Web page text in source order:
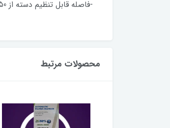
-فاصله قابل تنظیم دسته از 50 تا 73 سانتی متر
محصولات مرتبط